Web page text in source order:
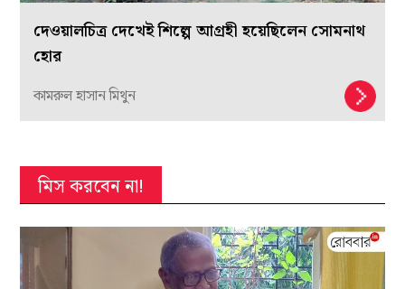
দেওয়ালচিত্র দেখেই শিল্পে আগ্রহী হয়েছিলেন সোমনাথ
হোর
কামরুল হাসান মিথুন
মিস করবেন না!